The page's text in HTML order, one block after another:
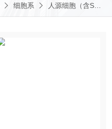
细胞系 人源细胞（含STR鉴定）